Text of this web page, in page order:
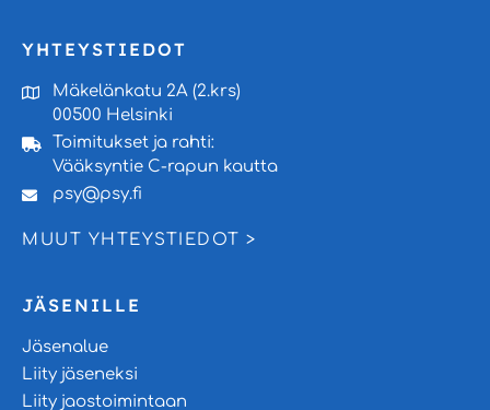
YHTEYSTIEDOT
Mäkelänkatu 2A (2.krs)
00500 Helsinki
Toimitukset ja rahti:
Vääksyntie C-rapun kautta
psy@psy.fi
MUUT YHTEYSTIEDOT >
JÄSENILLE
Jäsenalue
Liity jäseneksi
Liity jaostoimintaan